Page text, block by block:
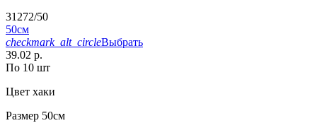
31272/50
50см
checkmark_alt_circleВыбрать
39.02 р.
По 10 шт
Цвет хаки
Размер 50см